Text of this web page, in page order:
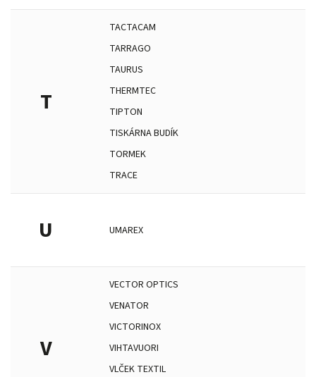
T
TACTACAM
TARRAGO
TAURUS
THERMTEC
TIPTON
TISKÁRNA BUDÍK
TORMEK
TRACE
U UMAREX
V
VECTOR OPTICS
VENATOR
VICTORINOX
VIHTAVUORI
VLČEK TEXTIL